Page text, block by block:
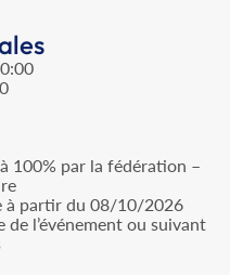
100% par la fédération –
à partir du 08/10/2026
de l’événement ou suivant